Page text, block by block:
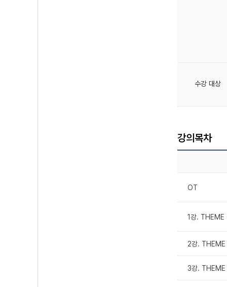
수강 대상
강의목차
OT
1강. THEME
2강. THEME
3강. THEME